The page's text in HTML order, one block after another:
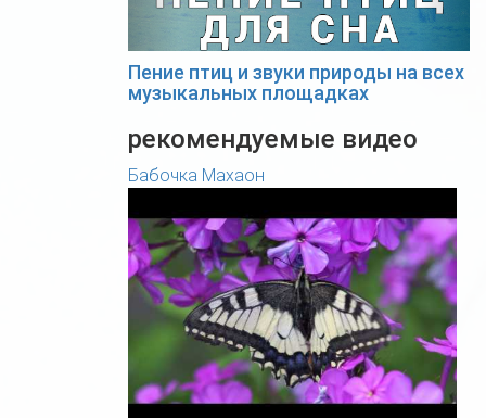
Пение птиц и звуки природы на всех
музыкальных площадках
рекомендуемые видео
Бабочка Махаон